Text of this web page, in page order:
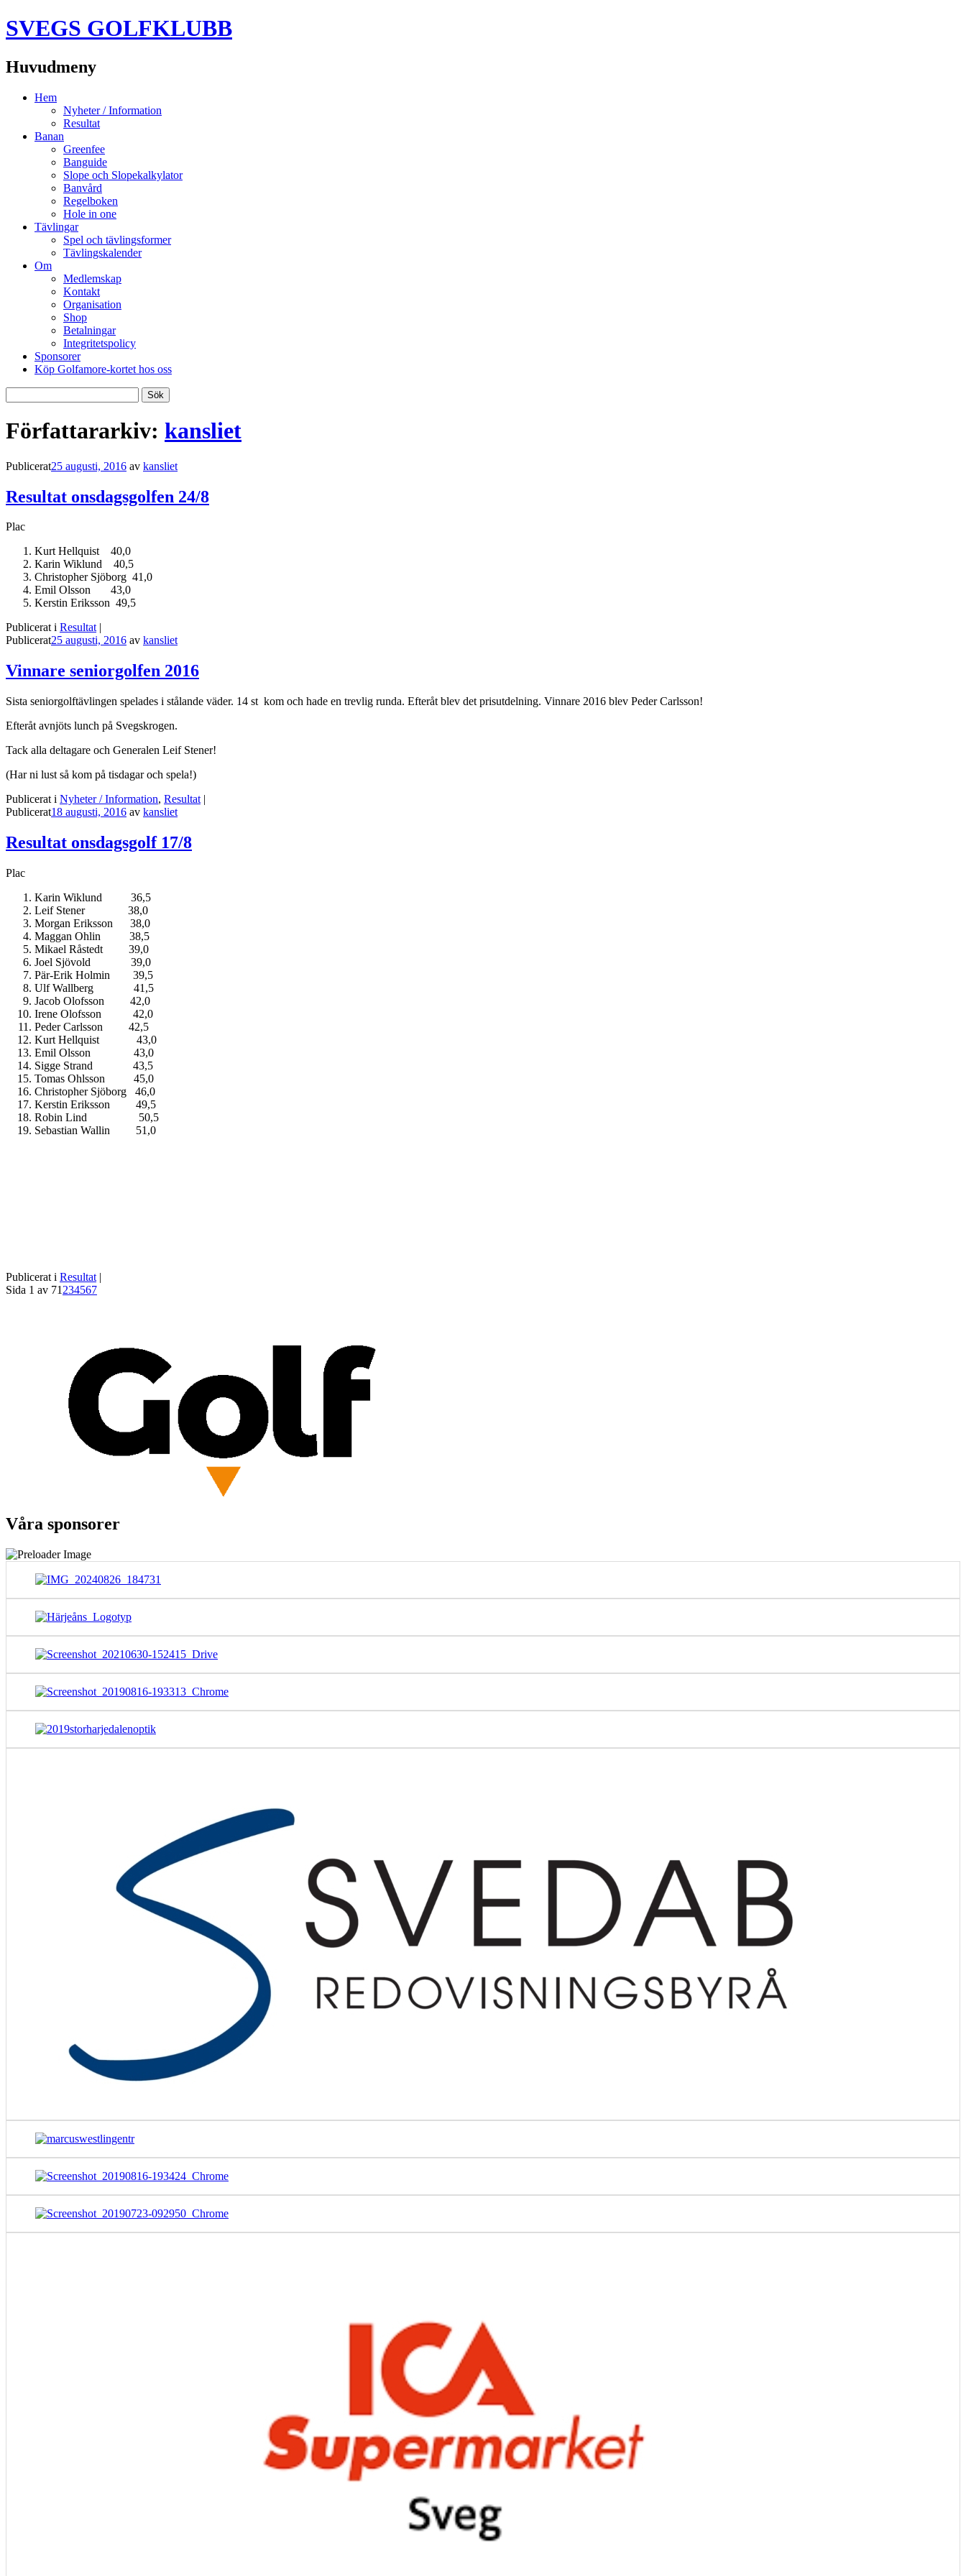
SVEGS GOLFKLUBB
Huvudmeny
HoppaHem
Nyheter / Information
Resultat
Banan
Greenfee
Banguide
Slope och Slopekalkylator
Banvård
Regelboken
Hole in one
Tävlingar
Spel och tävlingsformer
Tävlingskalender
Om
Medlemskap
Kontakt
Organisation
Shop
Betalningar
Integritetspolicy
Sponsorer
Köp Golfamore-kortet hos oss
efter:
Författararkiv: kansliet
Publicerat25 augusti, 2016 av kansliet
Resultat onsdagsgolfen 24/8
Plac
Kurt Hellquist 40,0
Karin Wiklund 40,5
Christopher Sjöborg 41,0
Emil Olsson 43,0
Kerstin Eriksson 49,5
Publicerat i Resultat
Publicerat25 augusti, 2016 av kansliet
Vinnare seniorgolfen 2016
Sista seniorgolftävlingen spelades i stålande väder. 14 st kom och hade en trevlig runda. Efteråt blev det prisutdelning. Vinnare 2016 blev Peder Carlsson!
Efteråt avnjöts lunch på Svegskrogen.
Tack alla deltagare och Generalen Leif Stener!
(Har ni lust så kom på tisdagar och spela!)
Publicerat i Nyheter / Information, Resultat |
Publicerat18 augusti, 2016 av kansliet
Resultat onsdagsgolf 17/8
Plac
Karin Wiklund 36,5
Leif Stener 38,0
Morgan Eriksson 38,0
Maggan Ohlin 38,5
Mikael Råstedt 39,0
Joel Sjövold 39,0
Pär-Erik Holmin 39,5
Ulf Wallberg 41,5
Jacob Olofsson 42,0
Irene Olofsson 42,0
Peder Carlsson 42,5
Kurt Hellquist 43,0
Emil Olsson 43,0
Sigge Strand 43,5
Tomas Ohlsson 45,0
Christopher Sjöborg 46,0
Kerstin Eriksson 49,5
Robin Lind 50,5
Sebastian Wallin 51,0
Publicerat i Resultat |
Sida 1 av 71 234567
Våra sponsorer